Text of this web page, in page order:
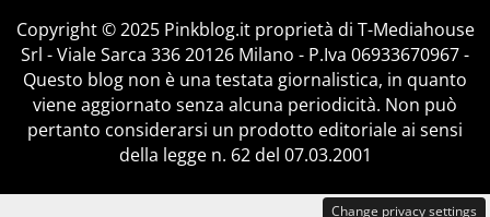
Copyright © 2025 Pinkblog.it proprietà di T-Mediahouse
Srl - Viale Sarca 336 20126 Milano - P.Iva 06933670967 -
Questo blog non è una testata giornalistica, in quanto
viene aggiornato senza alcuna periodicità. Non può
pertanto considerarsi un prodotto editoriale ai sensi
della legge n. 62 del 07.03.2001
Change privacy settings